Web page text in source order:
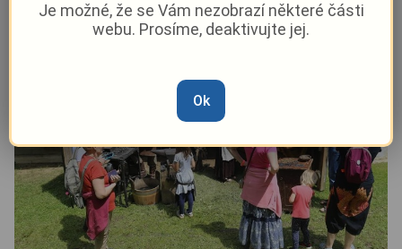
Je možné, že se Vám nezobrazí některé části
webu. Prosíme, deaktivujte jej.
Ok